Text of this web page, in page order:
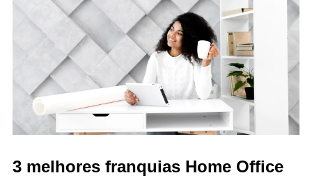
3 melhores franquias Home Office